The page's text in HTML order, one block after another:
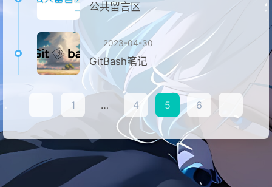
公共留言区
2023-04-30
GitBash笔记
1 … 4 5 6